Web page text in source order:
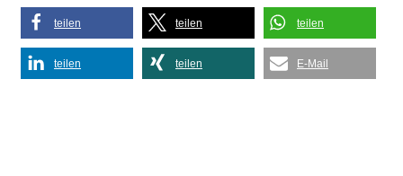
teilen teilen teilen
teilen teilen E-Mail